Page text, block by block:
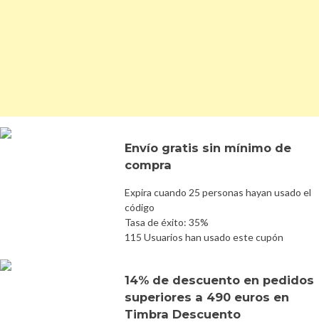
Envío gratis sin mínimo de
compra
Expira cuando 25 personas hayan usado el
código
Tasa de éxito: 35%
115 Usuarios han usado este cupón
14% de descuento en pedidos
superiores a 490 euros en
Timbra Descuento